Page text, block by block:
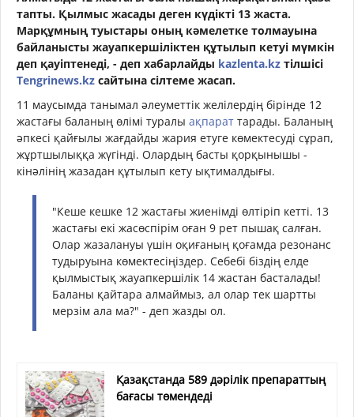
тапты. Қылмыс жасады деген күдікті 13 жаста.
Марқұмның туыстары оның кәмелетке толмауына
байланысты жауапкершіліктен құтылып кетуі мүмкін
деп қауіптенеді, - деп хабарлайды kazlenta.kz тілшісі
Tengrinews.kz сайтына сілтеме жасап.
11 маусымда танымал әлеуметтік желілердің бірінде 12
жастағы баланың өлімі туралы ақпарат тарады. Баланың
әпкесі қайғылы жағдайды жария етуге көмектесуді сұрап,
жұртшылыққа жүгінді. Олардың басты қорқынышы -
кінәлінің жазадан құтылып кету ықтималдығы.
"Кеше кешке 12 жастағы жиенімді өлтіріп кетті. 13
жастағы екі жасөспірім оған 9 рет пышақ салған.
Олар жазалануы үшін оқиғаның қоғамда резонанс
тудыруына көмектесіңіздер. Себебі біздің елде
қылмыстық жауапкершілік 14 жастан басталады!
Баланы қайтара алмаймыз, ал олар тек шартты
мерзім ала ма?" - деп жазды ол.
Қазақстанда 589 дәрілік препараттың
бағасы төмендеді